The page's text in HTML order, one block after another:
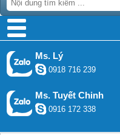
Ms. Lý
0918 716 239
Ms. Tuyết Chinh
0916 172 338